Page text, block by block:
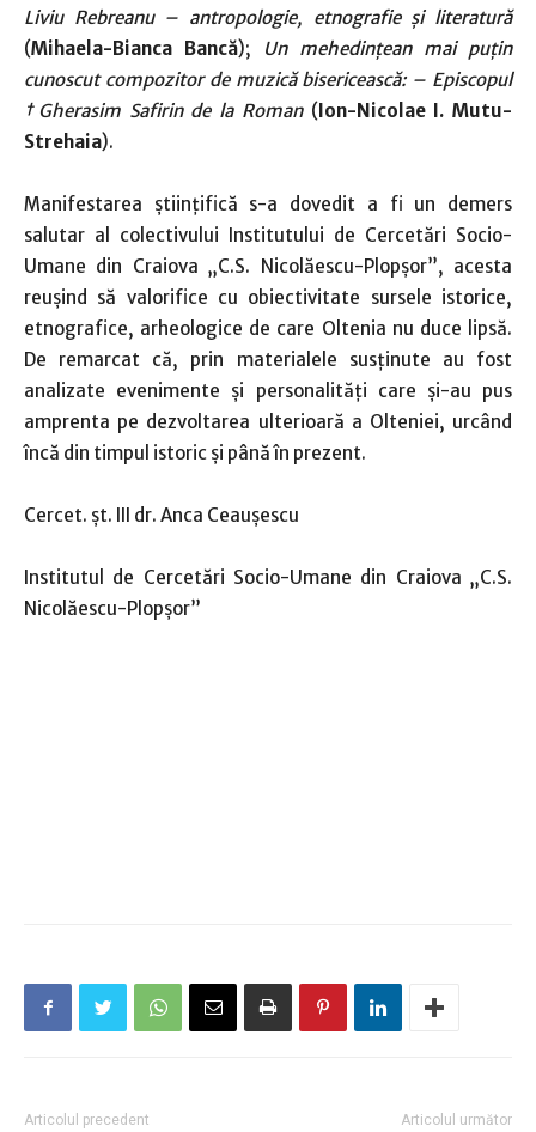
Liviu Rebreanu – antropologie, etnografie și literatură
(Mihaela-Bianca Bancă);
Un mehedințean mai puțin
cunoscut compozitor de muzică bisericească: – Episcopul
†Gherasim Safirin de la Roman(Ion-Nicolae I. Mutu-
Strehaia).
Manifestarea științifică s-a dovedit a fi un demers
salutar al colectivului Institutului de Cercetări Socio-
Umane din Craiova „C.S. Nicolăescu-Plopșor”, acesta
reușind să valorifice cu obiectivitate sursele istorice,
etnografice, arheologice de care Oltenia nu duce lipsă.
De remarcat că, prin materialele susținute au fost
analizate evenimente și personalități care și-au pus
amprenta pe dezvoltarea ulterioară a Olteniei, urcând
încă din timpul istoric și până în prezent.
Cercet. șt. III dr. Anca Ceaușescu
Institutul de Cercetări Socio-Umane din Craiova „C.S.
Nicolăescu-Plopșor”
Articolul precedent Articolul următor